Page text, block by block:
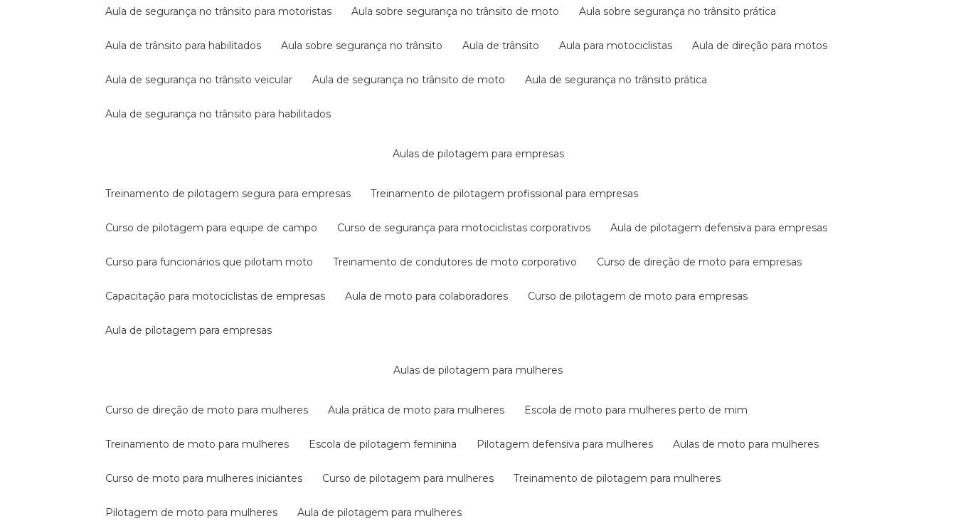
aula de segurança no trânsito para motoristas aula sobre segurança no trânsito de moto aula sobre segurança no trânsito prática
aula de trânsito para habilitados aula sobre segurança no trânsito aula de trânsito aula para motociclistas aula de direção para motos
aula de segurança no trânsito veicular aula de segurança no trânsito de moto aula de segurança no trânsito prática
aula de segurança no trânsito para habilitados
aulas de pilotagem para empresas
treinamento de pilotagem segura para empresas treinamento de pilotagem profissional para empresas
curso de pilotagem para equipe de campo curso de segurança para motociclistas corporativos aula de pilotagem defensiva para empresas
curso para funcionários que pilotam moto treinamento de condutores de moto corporativo curso de direção de moto para empresas
capacitação para motociclistas de empresas aula de moto para colaboradores curso de pilotagem de moto para empresas
aula de pilotagem para empresas
aulas de pilotagem para mulheres
curso de direção de moto para mulheres aula prática de moto para mulheres escola de moto para mulheres perto de mim
treinamento de moto para mulheres escola de pilotagem feminina pilotagem defensiva para mulheres aulas de moto para mulheres
curso de moto para mulheres iniciantes curso de pilotagem para mulheres treinamento de pilotagem para mulheres
pilotagem de moto para mulheres aula de pilotagem para mulheres